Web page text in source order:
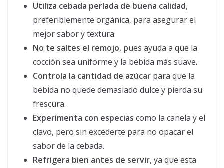
Utiliza cebada perlada de buena calidad,
preferiblemente orgánica, para asegurar el
mejor sabor y textura.
No te saltes el remojo, pues ayuda a que la
cocción sea uniforme y la bebida más suave.
Controla la cantidad de azúcar para que la
bebida no quede demasiado dulce y pierda su
frescura.
Experimenta con especias como la canela y el
clavo, pero sin excederte para no opacar el
sabor de la cebada.
Refrigera bien antes de servir, ya que esta